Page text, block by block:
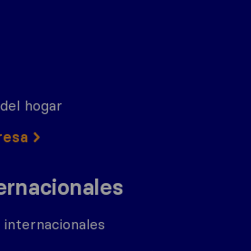
hogar
internacionales